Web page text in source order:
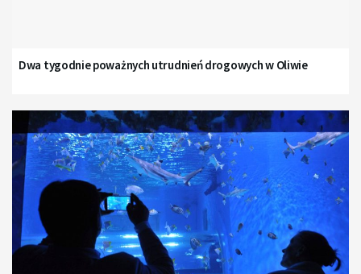
Dwa tygodnie poważnych utrudnień drogowych w Oliwie